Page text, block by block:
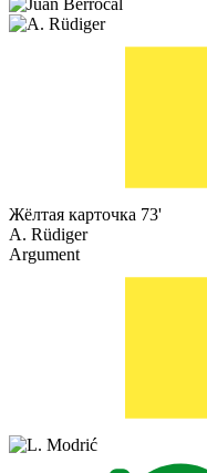
Жёлтая карточка 73'
A. Rüdiger
Argument